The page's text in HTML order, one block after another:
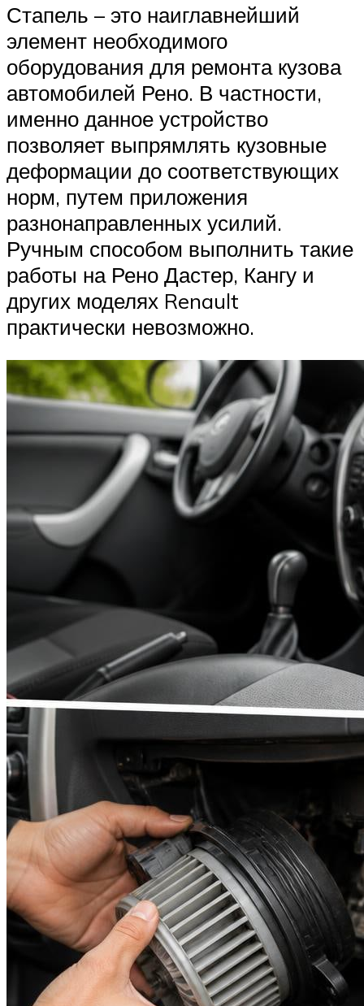
Стапель – это наиглавнейший
элемент необходимого
оборудования для ремонта кузова
автомобилей Рено. В частности,
именно данное устройство
позволяет выпрямлять кузовные
деформации до соответствующих
норм, путем приложения
разнонаправленных усилий.
Ручным способом выполнить такие
работы на Рено Дастер, Кангу и
других моделях Renault
практически невозможно.